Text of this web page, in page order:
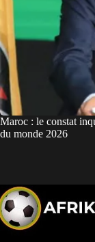
Maroc : le constat
du monde 2026